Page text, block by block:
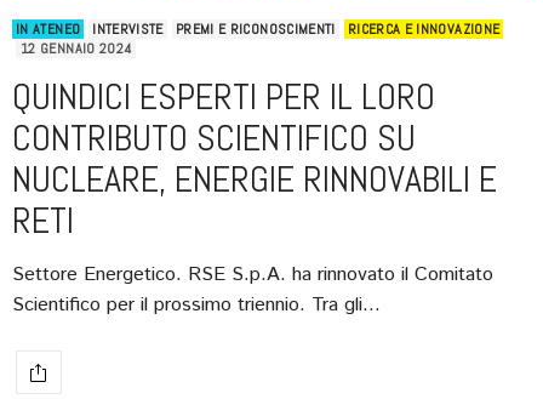
IN ATENEO INTERVISTE PREMI E RICONOSCIMENTI
RICERCA E INNOVAZIONE
12 GENNAIO 2024
QUINDICI ESPERTI PER IL LORO
CONTRIBUTO SCIENTIFICO SU
NUCLEARE, ENERGIE RINNOVABILI E
RETI
Settore Energetico. RSE S.p.A. ha rinnovato il Comitato
Scientifico per il prossimo triennio. Tra gli…